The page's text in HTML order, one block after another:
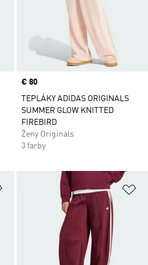
Price
€ 80
TEPLÁKY ADIDAS ORIGINALS
SUMMER GLOW KNITTED
FIREBIRD
Ženy Originals
3 farby
Pridať do zoznamu želaných